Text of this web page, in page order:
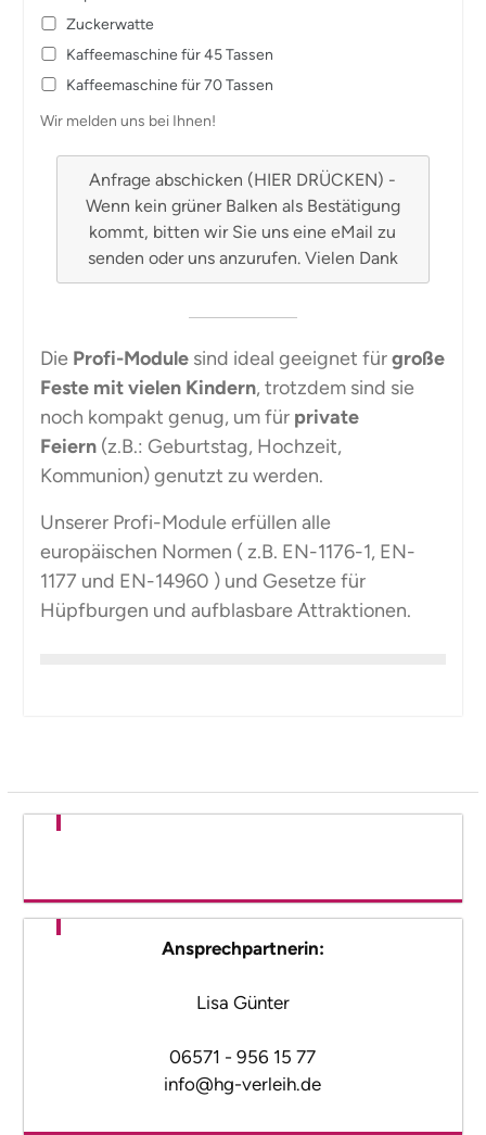
Zuckerwatte
Kaffeemaschine für 45 Tassen
Kaffeemaschine für 70 Tassen
Wir melden uns bei Ihnen!
Anfrage abschicken (HIER DRÜCKEN) -
Wenn kein grüner Balken als Bestätigung
kommt, bitten wir Sie uns eine eMail zu
senden oder uns anzurufen. Vielen Dank
Die Profi-Modulesind ideal geeignet fürgroße
Feste mit vielen Kindern, trotzdem sind sie
noch kompakt genug, um für private
Feiern(z.B.: Geburtstag, Hochzeit,
Kommunion) genutzt zu werden.
Unserer Profi-Module erfüllen alle
europäischen Normen ( z.B. EN-1176-1, EN-
1177 und EN-14960 ) und Gesetze für
Hüpfburgen und aufblasbare Attraktionen.
Ansprechpartnerin:
Lisa Günter
06571 - 956 15 77
info@hg-verleih.de